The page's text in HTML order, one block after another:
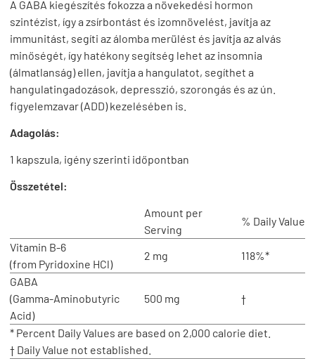
A GABA kiegészítés fokozza a növekedési hormon
szintézist, így a zsírbontást és izomnövelést, javítja az
immunitást, segíti az álomba merülést és javítja az alvás
minőségét, így hatékony segítség lehet az insomnia
(álmatlanság) ellen, javítja a hangulatot, segíthet a
hangulatingadozások, depresszió, szorongás és az ún.
figyelemzavar (ADD) kezelésében is.
Adagolás:
1 kapszula, igény szerinti időpontban
Összetétel:
Amount per
Serving
% Daily Value
Vitamin B-6
(from Pyridoxine HCl)
2 mg
118%*
GABA
(Gamma-Aminobutyric
Acid)
500 mg †
* Percent Daily Values are based on 2,000 calorie diet.
† Daily Value not established.